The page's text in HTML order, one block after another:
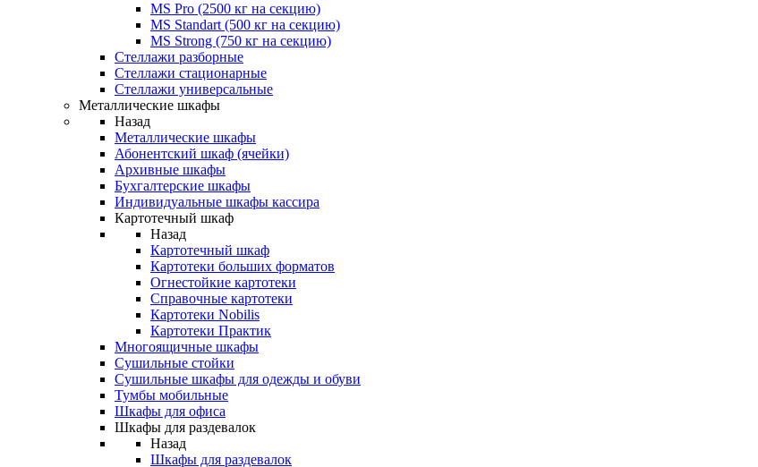
MS Pro (2500 кг на секцию)
MS Standart (500 кг на секцию)
MS Strong (750 кг на секцию)
Стеллажи разборные
Стеллажи стационарные
Стеллажи универсальные
Металлические шкафы
Назад
Металлические шкафы
Абонентский шкаф (ячейки)
Архивные шкафы
Бухгалтерские шкафы
Индивидуальные шкафы кассира
Картотечный шкаф
Назад
Картотечный шкаф
Картотеки больших форматов
Огнестойкие картотеки
Справочные картотеки
Картотеки Nobilis
Картотеки Практик
Многоящичные шкафы
Сушильные стойки
Сушильные шкафы для одежды и обуви
Тумбы мобильные
Шкафы для офиса
Шкафы для раздевалок
Назад
Шкафы для раздевалок